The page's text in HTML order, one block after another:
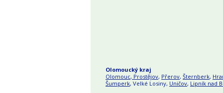
Olomoucký kraj
Olomouc, Prostějov, Přerov, Šternberk,
Šumperk, Velké Losiny, Uničov, Lipník nad